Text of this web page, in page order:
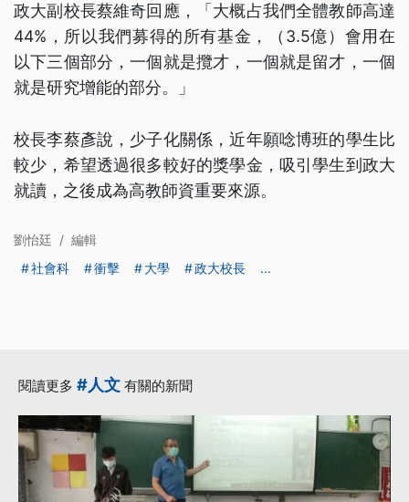
政大副校長蔡維奇回應，「大概占我們全體教師高達
44%，所以我們募得的所有基金，（3.5億）會用在
以下三個部分，一個就是攬才，一個就是留才，一個
就是研究增能的部分。」
校長李蔡彥說，少子化關係，近年願唸博班的學生比
較少，希望透過很多較好的獎學金，吸引學生到政大
就讀，之後成為高教師資重要來源。
劉怡廷 / 編輯
社會科
衝擊 大學 政大校長 ...
閱讀更多 #人文 有關的新聞